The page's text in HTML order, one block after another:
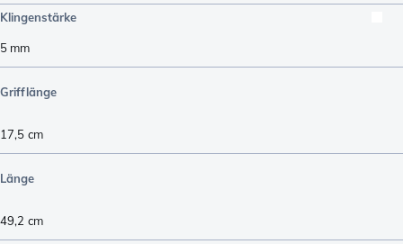
Klingenstärke
5 mm
Grifflänge
17,5 cm
Länge
49,2 cm